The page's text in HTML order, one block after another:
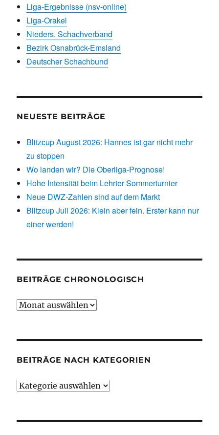
Liga-Ergebnisse (nsv-online)
Liga-Orakel
Nieders. Schachverband
Bezirk Osnabrück-Emsland
Deutscher Schachbund
NEUESTE BEITRÄGE
Blitzcup August 2026: Hannes ist gar nicht mehr
zu stoppen
Wo landen wir? Die Oberliga-Prognose!
Hohe Intensität beim Lehrter Sommerturnier
Neue DWZ-Zahlen sind auf dem Markt
Blitzcup Juli 2026: Klein aber fein. Erster kann nur
einer werden!
BEITRÄGE CHRONOLOGISCH
Beiträge
BEITRÄGE NACH KATEGORIEN
Beiträge